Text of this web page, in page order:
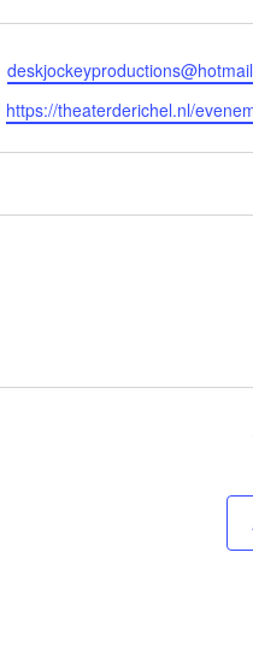
E-
mail
Website
https://theaterderichel.nl/